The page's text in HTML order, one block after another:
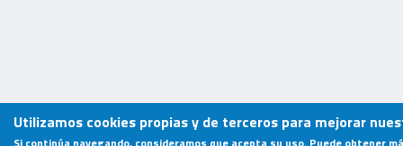
Utilizamos cookies propias y de terceros para mejorar